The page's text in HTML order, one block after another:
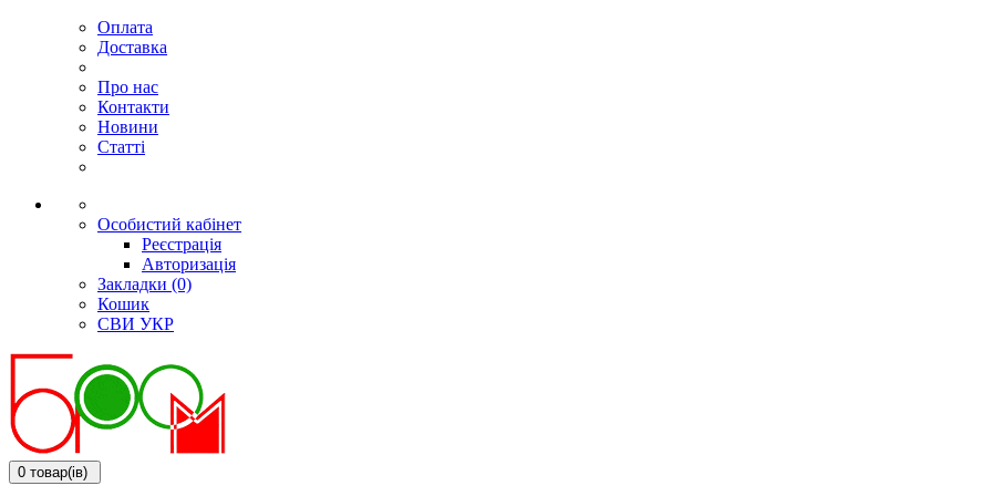
Оплата
Доставка
Про нас
Контакти
Новини
Статті
Особистий кабінет
Реєстрація
Авторизація
Закладки (0)
Кошик
СВИ УКР
0 товар(ів)